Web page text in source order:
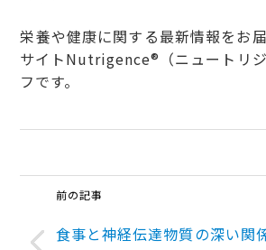
栄養や健康に関する最新情報をお
サイトNutrigence®（ニュートリ
フです。
前の記事
食事と神経伝達物質の深い関